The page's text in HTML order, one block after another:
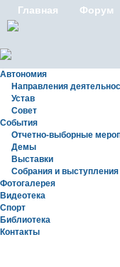
Главная Форум
Автономия
Направления
Устав
Совет
События
Отчетно-выборные
Демы
Выставки
Собрания и выступления
Фотогалерея
Видеотека
Спорт
Библиотека
Контакты